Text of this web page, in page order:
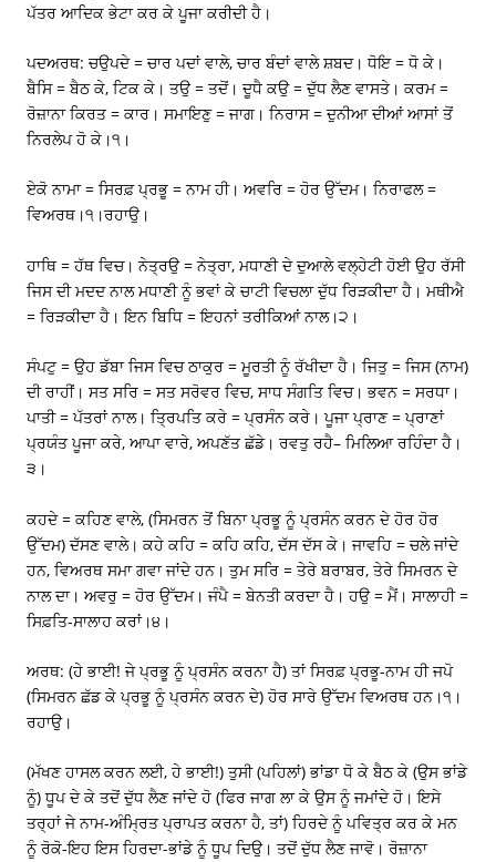
ਪੱਤਰ ਆਦਿਕ ਭੇਟਾ ਕਰ ਕੇ ਪੂਜਾ ਕਰੀਦੀ ਹੈ।
ਪਦਅਰਥ: ਚਉਪਦੇ = ਚਾਰ ਪਦਾਂ ਵਾਲੇ, ਚਾਰ ਬੰਦਾਂ ਵਾਲੇ ਸ਼ਬਦ। ਧੋਇ = ਧੋ ਕੇ।
ਬੈਸਿ = ਬੈਠ ਕੇ, ਟਿਕ ਕੇ। ਤਉ = ਤਦੋਂ। ਦੂਧੈ ਕਉ = ਦੁੱਧ ਲੈਣ ਵਾਸਤੇ। ਕਰਮ =
ਰੋਜ਼ਾਨਾ ਕਿਰਤ = ਕਾਰ। ਸਮਾਇਣੁ = ਜਾਗ। ਨਿਰਾਸ = ਦੁਨੀਆ ਦੀਆਂ ਆਸਾਂ ਤੋਂ
ਨਿਰਲੇਪ ਹੋ ਕੇ।੧।
ਏਕੋ ਨਾਮਾ = ਸਿਰਫ਼ ਪ੍ਰਭੂ = ਨਾਮ ਹੀ। ਅਵਰਿ = ਹੋਰ ਉੱਦਮ। ਨਿਰਾਫਲ =
ਵਿਅਰਥ।੧।ਰਹਾਉ।
ਹਾਥਿ = ਹੱਥ ਵਿਚ। ਨੇਤ੍ਰਉ = ਨੇਤ੍ਰਾ, ਮਧਾਣੀ ਦੇ ਦੁਆਲੇ ਵਲ੍ਹੇਟੀ ਹੋਈ ਉਹ ਰੱਸੀ
ਜਿਸ ਦੀ ਮਦਦ ਨਾਲ ਮਧਾਣੀ ਨੂੰ ਭਵਾਂ ਕੇ ਚਾਟੀ ਵਿਚਲਾ ਦੁੱਧ ਰਿੜਕੀਦਾ ਹੈ। ਮਥੀਐ
= ਰਿੜਕੀਦਾ ਹੈ। ਇਨ ਬਿਧਿ = ਇਹਨਾਂ ਤਰੀਕਿਆਂ ਨਾਲ।੨।
ਸੰਪਟੁ = ਉਹ ਡੱਬਾ ਜਿਸ ਵਿਚ ਠਾਕੁਰ = ਮੂਰਤੀ ਨੂੰ ਰੱਖੀਦਾ ਹੈ। ਜਿਤੁ = ਜਿਸ (ਨਾਮ)
ਦੀ ਰਾਹੀਂ। ਸਤ ਸਰਿ = ਸਤ ਸਰੋਵਰ ਵਿਚ, ਸਾਧ ਸੰਗਤਿ ਵਿਚ। ਭਵਨ = ਸਰਧਾ।
ਪਾਤੀ = ਪੱਤਰਾਂ ਨਾਲ। ਤ੍ਰਿਪਤਿ ਕਰੇ = ਪ੍ਰਸੰਨ ਕਰੇ। ਪੂਜਾ ਪ੍ਰਾਣ = ਪ੍ਰਾਣਾਂ
ਪ੍ਰਯੰਤ ਪੂਜਾ ਕਰੇ, ਆਪਾ ਵਾਰੇ, ਅਪਣੱਤ ਛੱਡੇ। ਰਵਤੁ ਰਹੈ– ਮਿਲਿਆ ਰਹਿੰਦਾ ਹੈ।
੩।
ਕਹਦੇ = ਕਹਿਣ ਵਾਲੇ, (ਸਿਮਰਨ ਤੋਂ ਬਿਨਾ ਪ੍ਰਭੂ ਨੂੰ ਪ੍ਰਸੰਨ ਕਰਨ ਦੇ ਹੋਰ ਹੋਰ
ਉੱਦਮ) ਦੱਸਣ ਵਾਲੇ। ਕਹੇ ਕਹਿ = ਕਹਿ ਕਹਿ, ਦੱਸ ਦੱਸ ਕੇ। ਜਾਵਹਿ = ਚਲੇ ਜਾਂਦੇ
ਹਨ, ਵਿਅਰਥ ਸਮਾ ਗਵਾ ਜਾਂਦੇ ਹਨ। ਤੁਮ ਸਰਿ = ਤੇਰੇ ਬਰਾਬਰ, ਤੇਰੇ ਸਿਮਰਨ ਦੇ
ਨਾਲ ਦਾ। ਅਵਰੁ = ਹੋਰ ਉੱਦਮ। ਜੰਪੈ = ਬੇਨਤੀ ਕਰਦਾ ਹੈ। ਹਉ = ਮੈਂ। ਸਾਲਾਹੀ =
ਸਿਫ਼ਤਿ-ਸਾਲਾਹ ਕਰਾਂ।੪।
ਅਰਥ: (ਹੇ ਭਾਈ! ਜੇ ਪ੍ਰਭੂ ਨੂੰ ਪ੍ਰਸੰਨ ਕਰਨਾ ਹੈ) ਤਾਂ ਸਿਰਫ਼ ਪ੍ਰਭੂ-ਨਾਮ ਹੀ ਜਪੋ
(ਸਿਮਰਨ ਛੱਡ ਕੇ ਪ੍ਰਭੂ ਨੂੰ ਪ੍ਰਸੰਨ ਕਰਨ ਦੇ) ਹੋਰ ਸਾਰੇ ਉੱਦਮ ਵਿਅਰਥ ਹਨ।੧।
ਰਹਾਉ।
(ਮੱਖਣ ਹਾਸਲ ਕਰਨ ਲਈ, ਹੇ ਭਾਈ!) ਤੁਸੀ (ਪਹਿਲਾਂ) ਭਾਂਡਾ ਧੋ ਕੇ ਬੈਠ ਕੇ (ਉਸ ਭਾਂਡੇ
ਨੂੰ) ਧੂਪ ਦੇ ਕੇ ਤਦੋਂ ਦੁੱਧ ਲੈਣ ਜਾਂਦੇ ਹੋ (ਫਿਰ ਜਾਗ ਲਾ ਕੇ ਉਸ ਨੂੰ ਜਮਾਂਦੇ ਹੋ। ਇਸੇ
ਤਰ੍ਹਾਂ ਜੇ ਨਾਮ-ਅੰਮ੍ਰਿਤ ਪ੍ਰਾਪਤ ਕਰਨਾ ਹੈ, ਤਾਂ) ਹਿਰਦੇ ਨੂੰ ਪਵਿਤ੍ਰ ਕਰ ਕੇ ਮਨ
ਨੂੰ ਰੋਕੋ-ਇਹ ਇਸ ਹਿਰਦਾ-ਭਾਂਡੇ ਨੂੰ ਧੂਪ ਦਿਉ। ਤਦੋਂ ਦੁੱਧ ਲੈਣ ਜਾਵੋ। ਰੋਜ਼ਾਨਾ